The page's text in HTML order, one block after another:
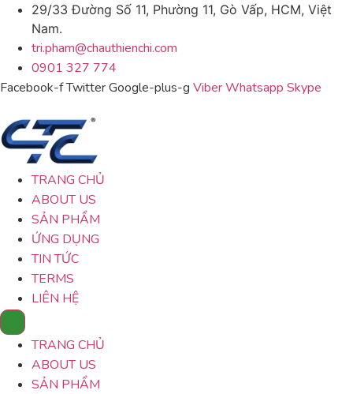
29/33 Đường Số 11, Phường 11, Gò Vấp, HCM, Việt
Nam.
tri.pham@chauthienchi.com
0901 327 774
Facebook-fTwitterGoogle-plus-g ViberWhatsapp Skype
TRANG CHỦ
ABOUT US
SẢN PHẨM
ỨNG DỤNG
TIN TỨC
TERMS
LIÊN HỆ
TRANG CHỦ
ABOUT US
SẢN PHẨM